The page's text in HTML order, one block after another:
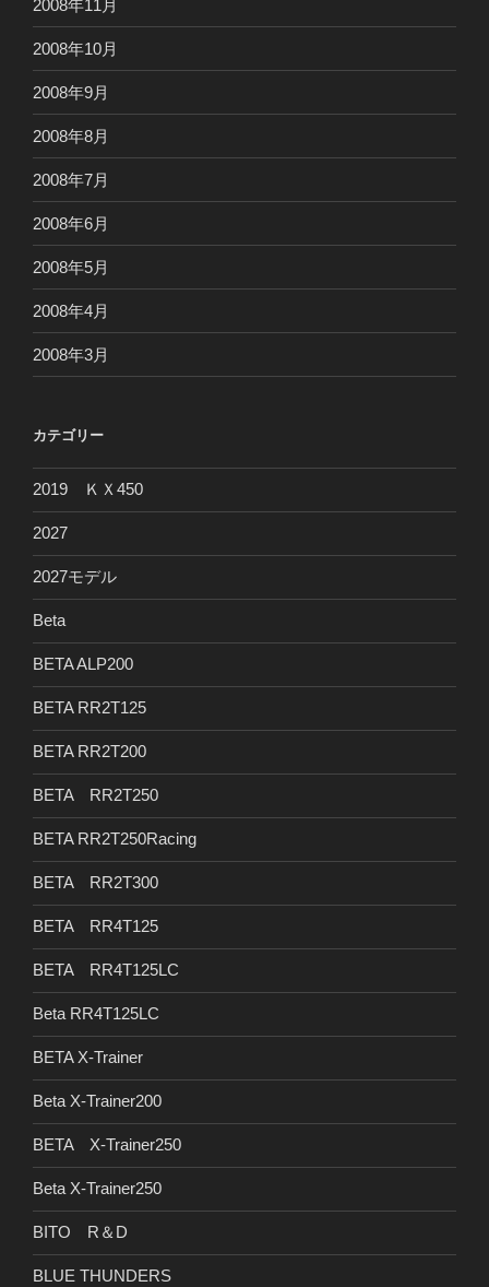
2008年11月
2008年10月
2008年9月
2008年8月
2008年7月
2008年6月
2008年5月
2008年4月
2008年3月
カテゴリー
2019 ＫＸ450
2027
2027モデル
Beta
BETA ALP200
BETA RR2T125
BETA RR2T200
BETA RR2T250
BETA RR2T250Racing
BETA RR2T300
BETA RR4T125
BETA RR4T125LC
Beta RR4T125LC
BETA X-Trainer
Beta X-Trainer200
BETA X-Trainer250
Beta X-Trainer250
BITO R＆D
BLUE THUNDERS